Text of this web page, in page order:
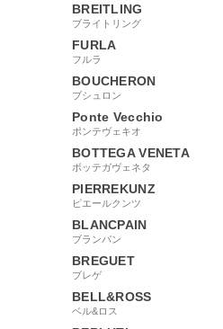
BREITLING
ブライトリング
FURLA
フルラ
BOUCHERON
ブシュロン
Ponte Vecchio
ポンテヴェキオ
BOTTEGA VENETA
ボッテガヴェネタ
PIERREKUNZ
ピエールクンツ
BLANCPAIN
ブランパン
BREGUET
ブレゲ
BELL&ROSS
ベル&ロス